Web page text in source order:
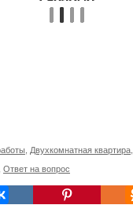
, Двухкомнатная квартира,
Ответ на вопрос